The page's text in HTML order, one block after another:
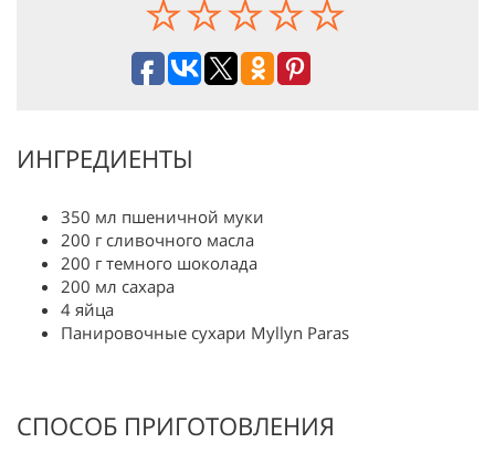
ИНГРЕДИЕНТЫ
350 мл пшеничной муки
200 г сливочного масла
200 г темного шоколада
200 мл сахара
4 яйца
Панировочные сухари Myllyn Paras
СПОСОБ ПРИГОТОВЛЕНИЯ